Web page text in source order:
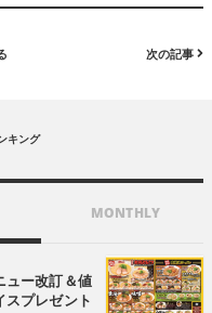
次の記事
キング
MONTHLY
ュー改訂＆値
スプレゼント